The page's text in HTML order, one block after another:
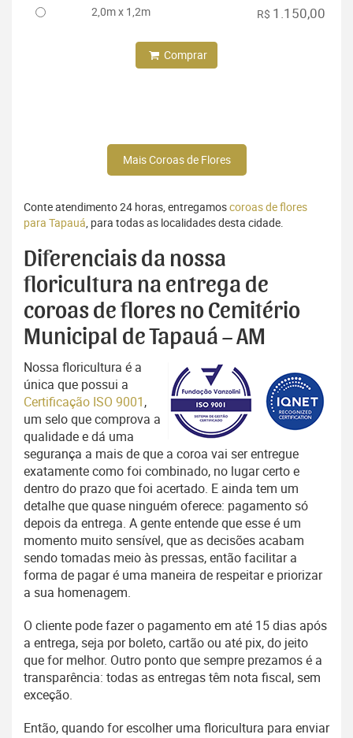
2,0m x 1,2m R$ 1.150,00
Comprar
Mais Coroas de Flores
Conte atendimento 24 horas, entregamoscoroas de flores
para Tapauá, para todas as localidades desta cidade.
Diferenciais da nossa
floricultura na entrega de
coroas de flores no Cemitério
Municipal de Tapauá – AM
Nossa floricultura é a
única que possui a
Certificação ISO 9001,
um selo que comprova a
qualidade e dá uma
segurança a mais de que a coroa vai ser entregue
exatamente como foi combinado, no lugar certo e
dentro do prazo que foi acertado. E ainda tem um
detalhe que quase ninguém oferece: pagamento só
depois da entrega. A gente entende que esse é um
momento muito sensível, que as decisões acabam
sendo tomadas meio às pressas, então facilitar a
forma de pagar é uma maneira de respeitar e priorizar
a sua homenagem.
O cliente pode fazer o pagamento em até 15 dias após
a entrega, seja por boleto, cartão ou até pix, do jeito
que for melhor. Outro ponto que sempre prezamos é a
transparência: todas as entregas têm nota fiscal, sem
exceção.
Então, quando for escolher uma floricultura para enviar